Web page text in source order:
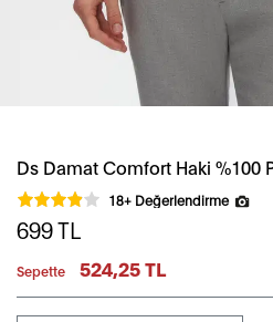
Ds Damat Comfort Haki %100
18+ Değerlendirme
699TL
Sepette 524,25 TL